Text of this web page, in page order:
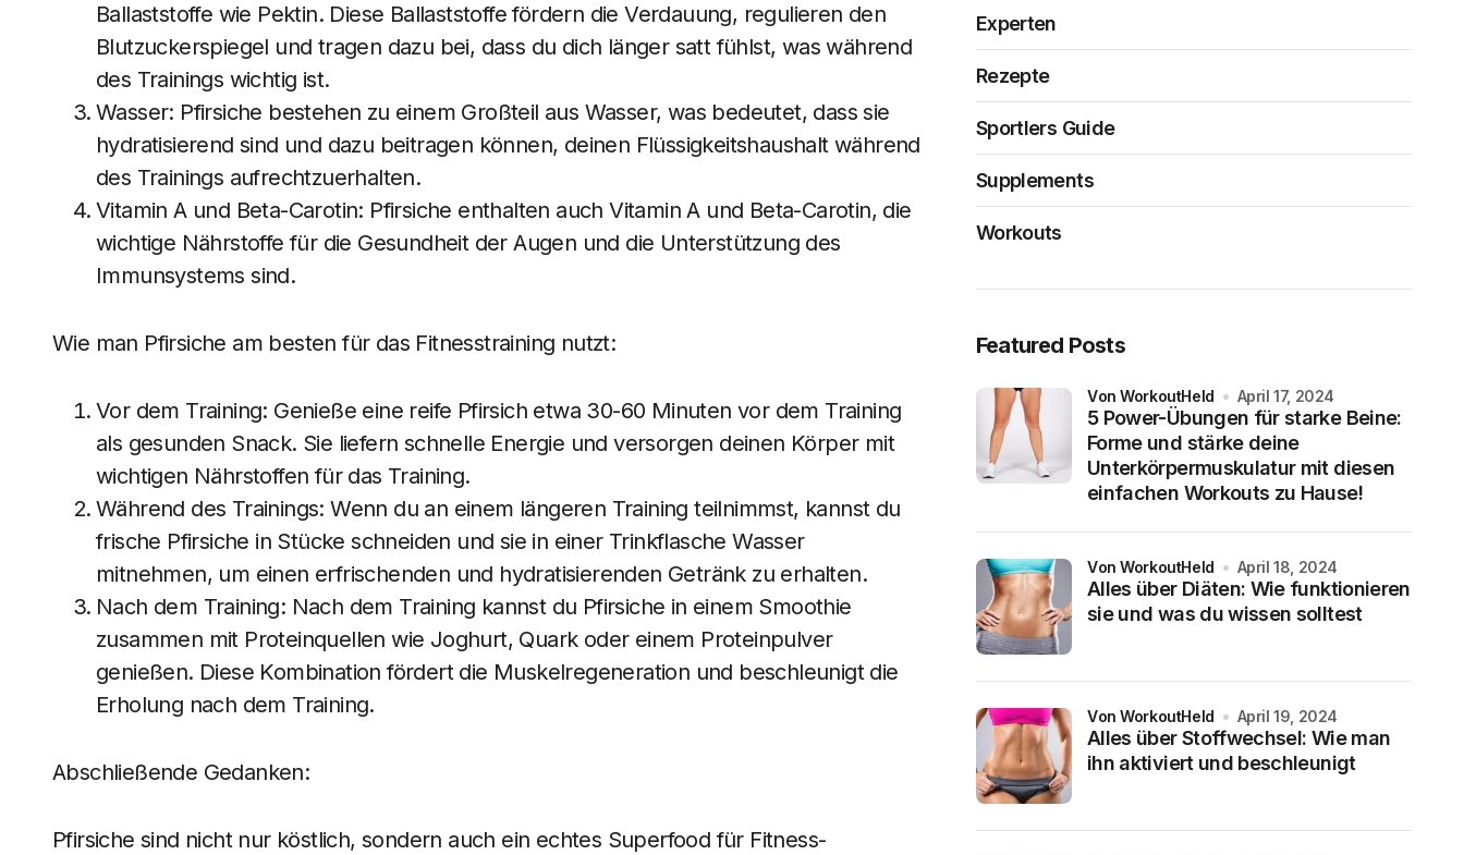
Ballaststoffe wie Pektin. Diese Ballaststoffe fördern die Verdauung, regulieren den
Blutzuckerspiegel und tragen dazu bei, dass du dich länger satt fühlst, was während
des Trainings wichtig ist.
Wasser: Pfirsiche bestehen zu einem Großteil aus Wasser, was bedeutet, dass sie
hydratisierend sind und dazu beitragen können, deinen Flüssigkeitshaushalt während
des Trainings aufrechtzuerhalten.
Vitamin A und Beta-Carotin: Pfirsiche enthalten auch Vitamin A und Beta-Carotin, die
wichtige Nährstoffe für die Gesundheit der Augen und die Unterstützung des
Immunsystems sind.
Wie man Pfirsiche am besten für das Fitnesstraining nutzt:
Vor dem Training: Genieße eine reife Pfirsich etwa 30-60 Minuten vor dem Training
als gesunden Snack. Sie liefern schnelle Energie und versorgen deinen Körper mit
wichtigen Nährstoffen für das Training.
Während des Trainings: Wenn du an einem längeren Training teilnimmst, kannst du
frische Pfirsiche in Stücke schneiden und sie in einer Trinkflasche Wasser
mitnehmen, um einen erfrischenden und hydratisierenden Getränk zu erhalten.
Nach dem Training: Nach dem Training kannst du Pfirsiche in einem Smoothie
zusammen mit Proteinquellen wie Joghurt, Quark oder einem Proteinpulver
genießen. Diese Kombination fördert die Muskelregeneration und beschleunigt die
Erholung nach dem Training.
Abschließende Gedanken:
Pfirsiche sind nicht nur köstlich, sondern auch ein echtes Superfood für Fitness-
Experten
Rezepte
Sportlers Guide
Supplements
Workouts
Featured Posts
5 Power-Übungen für starke Beine:
Forme und stärke deine
Unterkörpermuskulatur mit diesen
einfachen Workouts zu Hause!
von WorkoutHeld April 17, 2024
Alles über Diäten: Wie funktionieren
sie und was du wissen solltest
von WorkoutHeld April 18, 2024
Alles über Stoffwechsel: Wie man
ihn aktiviert und beschleunigt
von WorkoutHeld April 19, 2024